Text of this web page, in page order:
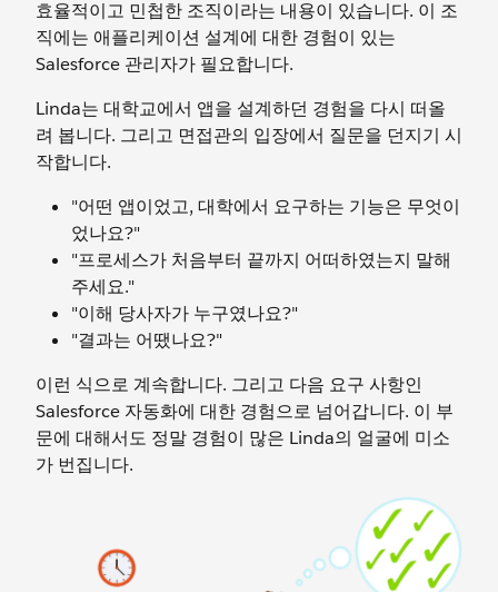
효율적이고 민첩한 조직이라는 내용이 있습니다. 이 조
직에는 애플리케이션 설계에 대한 경험이 있는
Salesforce 관리자가 필요합니다.
Linda는 대학교에서 앱을 설계하던 경험을 다시 떠올
려 봅니다. 그리고 면접관의 입장에서 질문을 던지기 시
작합니다.
"어떤 앱이었고, 대학에서 요구하는 기능은 무엇이
었나요?"
"프로세스가 처음부터 끝까지 어떠하였는지 말해
주세요."
"이해 당사자가 누구였나요?"
"결과는 어땠나요?"
이런 식으로 계속합니다. 그리고 다음 요구 사항인
Salesforce 자동화에 대한 경험으로 넘어갑니다. 이 부
문에 대해서도 정말 경험이 많은 Linda의 얼굴에 미소
가 번집니다.